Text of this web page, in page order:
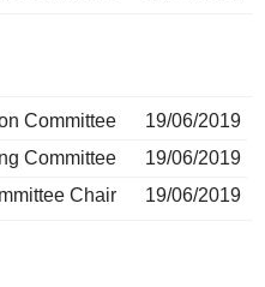
Committee
19/06/2019
Committee
19/06/2019
Chair
19/06/2019